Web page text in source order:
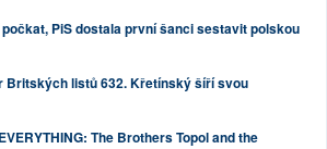
PiS dostala první šanci sestavit polskou
Britských listů 632. Křetínský šíří svou
The Brothers Topol and the